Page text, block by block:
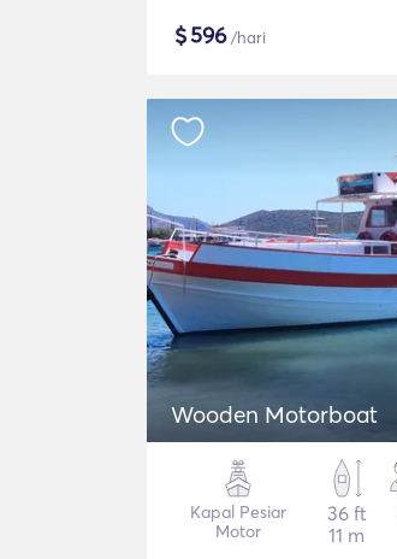
$596/hari
Wooden Motorboat
Kapal Pesiar
Motor
36 ft
11 m